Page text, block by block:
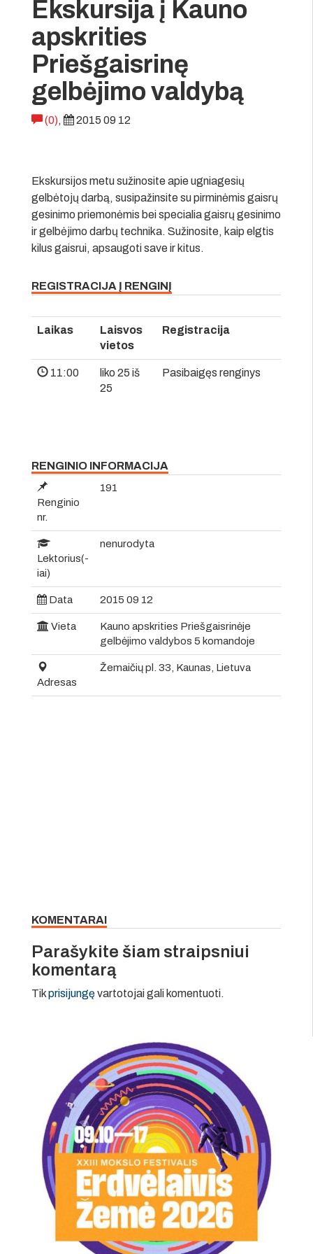
Ekskursija į Kauno
apskrities
Priešgaisrinę
gelbėjimo valdybą
(0), 2015 09 12
Ekskursijos metu sužinosite apie ugniagesių
gelbėtojų darbą, susipažinsite su pirminėmis gaisrų
gesinimo priemonėmis bei specialia gaisrų gesinimo
ir gelbėjimo darbų technika. Sužinosite, kaip elgtis
kilus gaisrui, apsaugoti save ir kitus.
REGISTRACIJA Į RENGINĮ
Laikas
Laisvos
vietos
Registracija
11:00
liko 25 iš
25
Pasibaigęs renginys
RENGINIO INFORMACIJA
Renginio
nr.
191
Lektorius(-
iai)
nenurodyta
Data 2015 09 12
Vieta
Kauno apskrities Priešgaisrinėje
gelbėjimo valdybos 5 komandoje
Adresas
Žemaičių pl. 33, Kaunas, Lietuva
KOMENTARAI
Parašykite šiam straipsniui
komentarą
Tikprisijungęvartotojai gali komentuoti.